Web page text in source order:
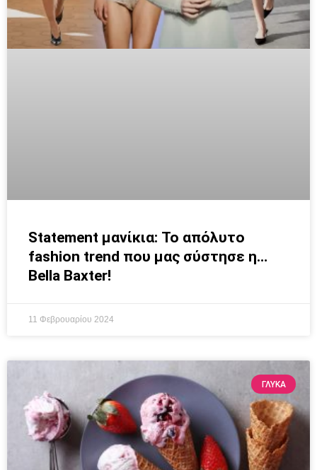
Statement μανίκια: Το απόλυτο
fashion trend που μας σύστησε η…
Bella Baxter!
11 Φεβρουαρίου 2024
ΓΛΥΚΆ